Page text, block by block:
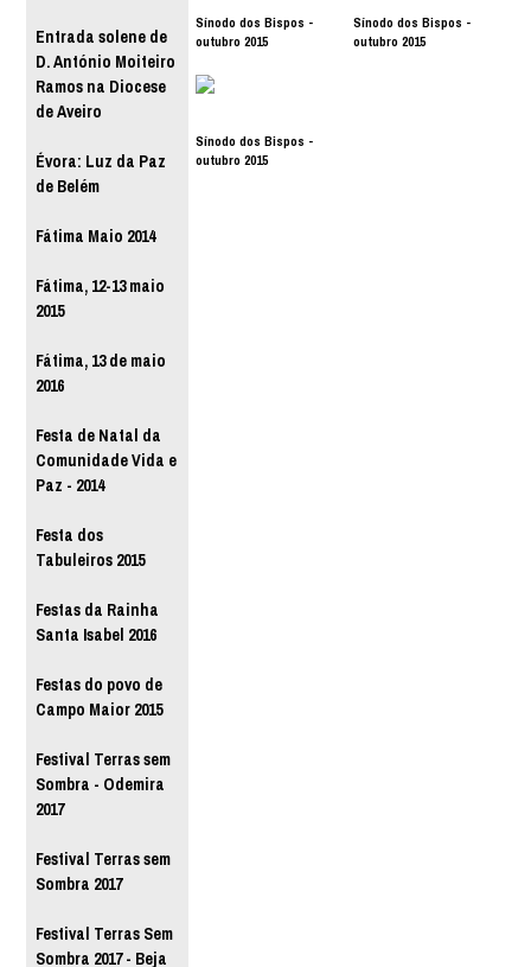
Entrada solene de
D. António Moiteiro
Ramos na Diocese
de Aveiro
Évora: Luz da Paz
de Belém
Fátima Maio 2014
Fátima, 12-13 maio
2015
Fátima, 13 de maio
2016
Festa de Natal da
Comunidade Vida e
Paz - 2014
Festa dos
Tabuleiros 2015
Festas da Rainha
Santa Isabel 2016
Festas do povo de
Campo Maior 2015
Festival Terras sem
Sombra - Odemira
2017
Festival Terras sem
Sombra 2017
Festival Terras Sem
Sombra 2017 - Beja
Sínodo dos Bispos -
outubro 2015
Sínodo dos Bispos -
outubro 2015
Sínodo dos Bispos -
outubro 2015